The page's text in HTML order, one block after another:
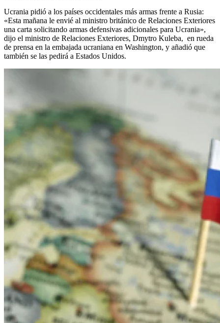
Ucrania pidió a los países occidentales más armas frente a Rusia:
«Esta mañana le envié al ministro británico de Relaciones Exteriores
una carta solicitando armas defensivas adicionales para Ucrania»,
dijo el ministro de Relaciones Exteriores, Dmytro Kuleba, en rueda
de prensa en la embajada ucraniana en Washington, y añadió que
también se las pedirá a Estados Unidos.